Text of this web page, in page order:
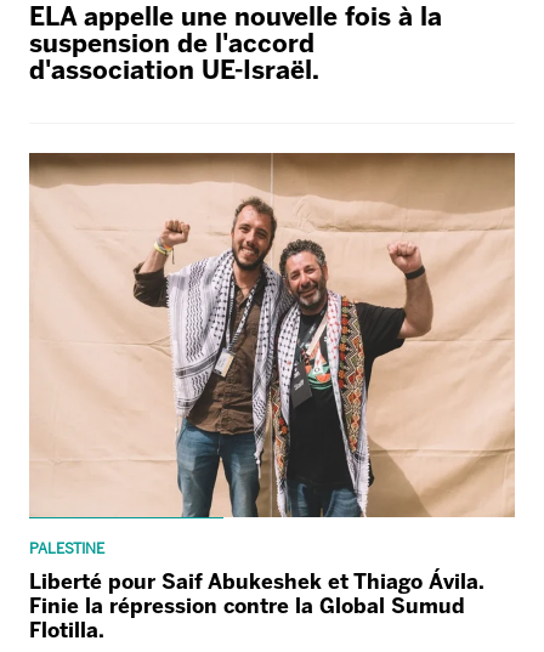
ELA appelle une nouvelle fois à la
suspension de l'accord
d'association UE-Israël.
PALESTINE
Liberté pour Saif Abukeshek et Thiago Ávila.
Finie la répression contre la Global Sumud
Flotilla.